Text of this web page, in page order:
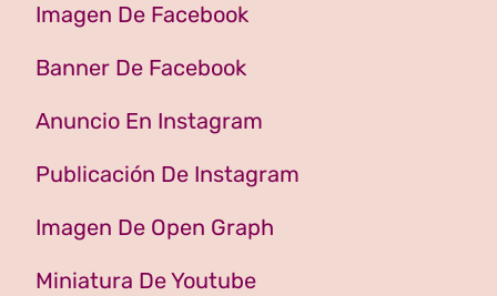
Imagen De Facebook
Banner De Facebook
Anuncio En Instagram
Publicación De Instagram
Imagen De Open Graph
Miniatura De Youtube